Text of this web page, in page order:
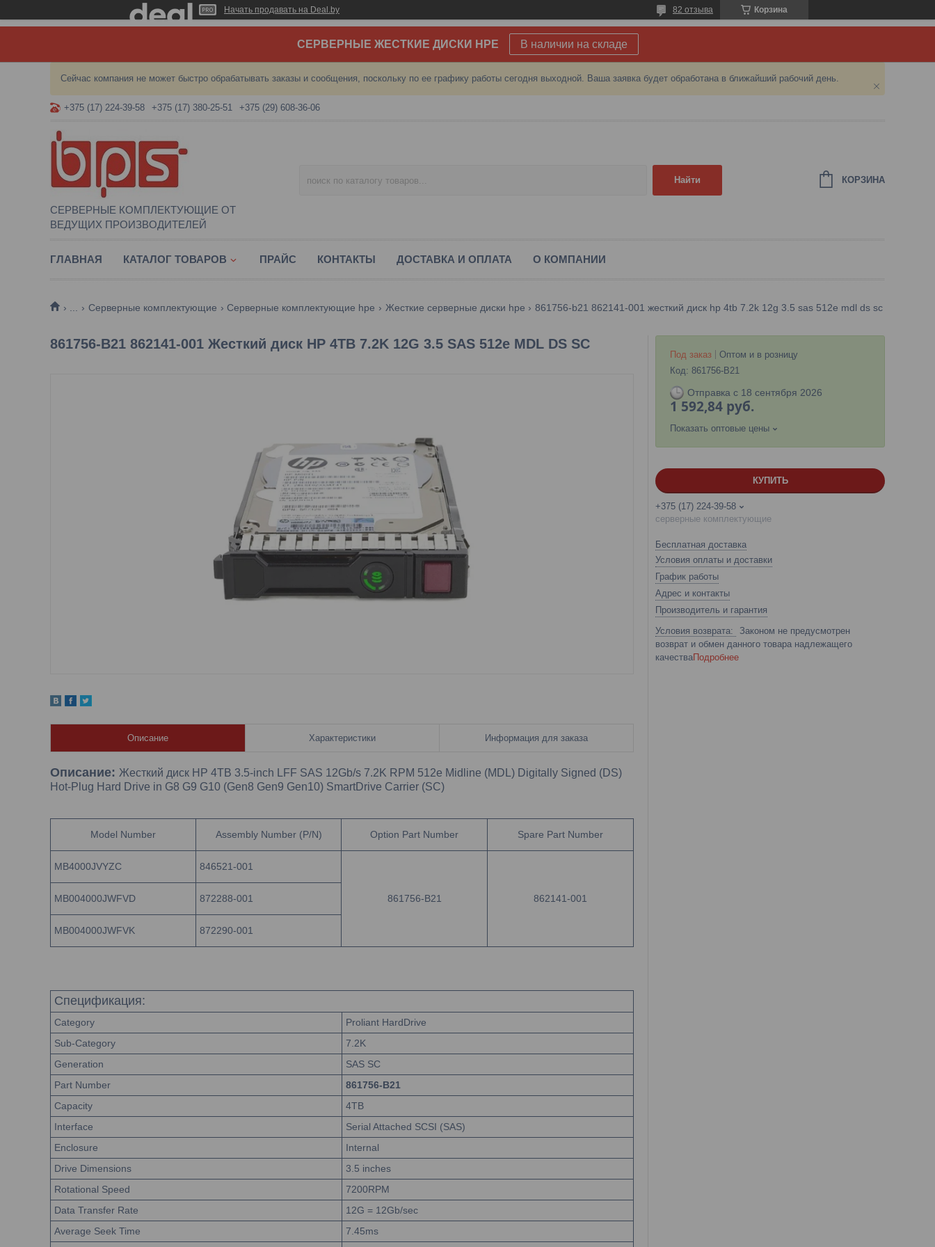
Начать продавать на Deal.by Корзина
82 отзыва
СЕРВЕРНЫЕ ЖЕСТКИЕ ДИСКИ HPE В наличии на складе
Сейчас компания не может быстро обрабатывать заказы и сообщения, поскольку по ее графику работы сегодня выходной. Ваша заявка будет обработана в ближайший рабочий день.
+375 (17) 224-39-58 +375 (17) 380-25-51 +375 (29) 608-36-06
СЕРВЕРНЫЕ КОМПЛЕКТУЮЩИЕ ОТ
ВЕДУЩИХ ПРОИЗВОДИТЕЛЕЙ
Найти КОРЗИНА
ГЛАВНАЯ КАТАЛОГ ТОВАРОВ ПРАЙС КОНТАКТЫ ДОСТАВКА И ОПЛАТА О КОМПАНИИ
Серверные комплектующие Серверные комплектующие hpe Жесткие серверные диски hpe 861756-b21 862141-001 жесткий диск hp 4tb 7.2k 12g 3.5 sas 512e mdl ds sc
861756-B21 862141-001 Жесткий диск HP 4TB 7.2K 12G 3.5 SAS 512e MDL DS SC
Описание Характеристики Информация для заказа
Описание: Жесткий диск HP 4TB 3.5-inch LFF SAS 12Gb/s 7.2K RPM 512e Midline (MDL) Digitally Signed (DS)
Hot-Plug Hard Drive in G8 G9 G10 (Gen8 Gen9 Gen10) SmartDrive Carrier (SC)
Model Number Assembly Number (P/N) Option Part Number Spare Part Number
MB4000JVYZC 846521-001
861756-B21 862141-001
MB004000JWFVD 872288-001
MB004000JWFVK 872290-001
Спецификация:
Category
Proliant HardDrive
Sub-Category
7.2K
Generation
SAS SC
Part Number
861756-B21
Capacity
4TB
Interface
Serial Attached SCSI (SAS)
Enclosure
Internal
Drive Dimensions
3.5 inches
Rotational Speed
7200RPM
Data Transfer Rate
12G = 12Gb/sec
Average Seek Time
7.45ms
Под заказ
Оптом и в розницу
Код: 861756-B21
Отправка с 18 сентября 2026
1 592,84 руб.
Показать оптовые цены
КУПИТЬ
+375 (17) 224-39-58
серверные комплектующие
Бесплатная доставка
Условия оплаты и доставки
График работы
Адрес и контакты
Производитель и гарантия
Законом не предусмотрен
возврат и обмен данного товара надлежащего
качестваПодробнее